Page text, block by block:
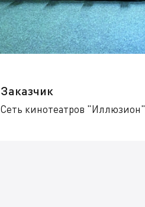
Заказчик
Сеть кинотеатров "Иллюзион"